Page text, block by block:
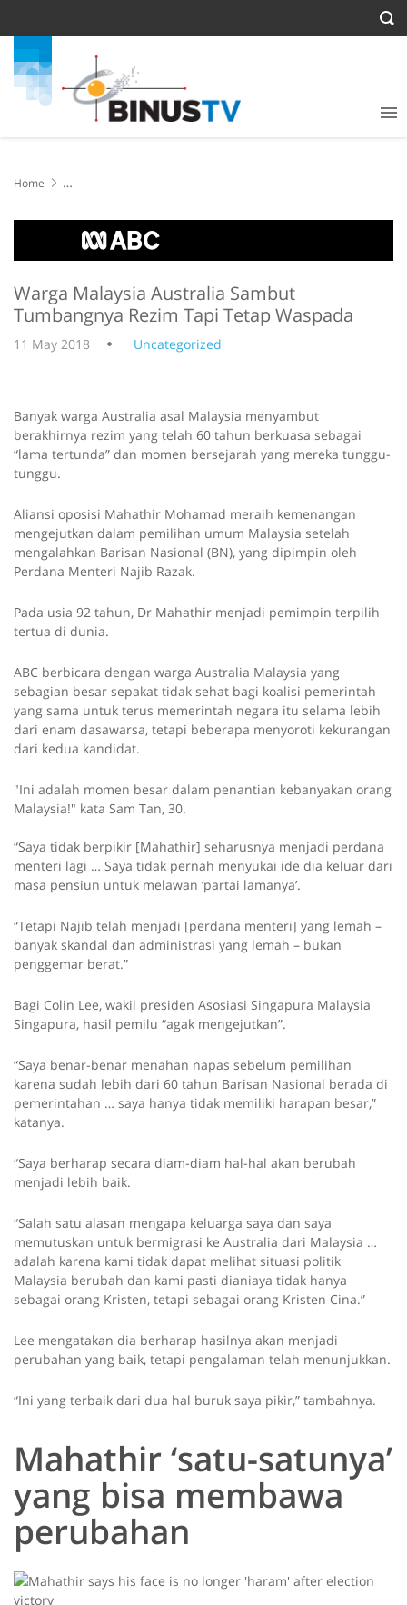
Home
Waspada
Warga Malaysia Australia Sambut
Tumbangnya Rezim Tapi Tetap Waspada
11 May 2018 Uncategorized
Banyak warga Australia asal Malaysia menyambut
berakhirnya rezim yang telah 60 tahun berkuasa sebagai
“lama tertunda” dan momen bersejarah yang mereka tunggu-
tunggu.
Aliansi oposisi Mahathir Mohamad meraih kemenangan
mengejutkan dalam pemilihan umum Malaysia setelah
mengalahkan Barisan Nasional (BN), yang dipimpin oleh
Perdana Menteri Najib Razak.
Pada usia 92 tahun, Dr Mahathir menjadi pemimpin terpilih
tertua di dunia.
ABC berbicara dengan warga Australia Malaysia yang
sebagian besar sepakat tidak sehat bagi koalisi pemerintah
yang sama untuk terus memerintah negara itu selama lebih
dari enam dasawarsa, tetapi beberapa menyoroti kekurangan
dari kedua kandidat.
"Ini adalah momen besar dalam penantian kebanyakan orang
Malaysia!" kata Sam Tan, 30.
“Saya tidak berpikir [Mahathir] seharusnya menjadi perdana
menteri lagi … Saya tidak pernah menyukai ide dia keluar dari
masa pensiun untuk melawan ‘partai lamanya’.
“Tetapi Najib telah menjadi [perdana menteri] yang lemah –
banyak skandal dan administrasi yang lemah – bukan
penggemar berat.”
Bagi Colin Lee, wakil presiden Asosiasi Singapura Malaysia
Singapura, hasil pemilu “agak mengejutkan”.
“Saya benar-benar menahan napas sebelum pemilihan
karena sudah lebih dari 60 tahun Barisan Nasional berada di
pemerintahan … saya hanya tidak memiliki harapan besar,”
katanya.
“Saya berharap secara diam-diam hal-hal akan berubah
menjadi lebih baik.
“Salah satu alasan mengapa keluarga saya dan saya
memutuskan untuk bermigrasi ke Australia dari Malaysia …
adalah karena kami tidak dapat melihat situasi politik
Malaysia berubah dan kami pasti dianiaya tidak hanya
sebagai orang Kristen, tetapi sebagai orang Kristen Cina.”
Lee mengatakan dia berharap hasilnya akan menjadi
perubahan yang baik, tetapi pengalaman telah menunjukkan.
“Ini yang terbaik dari dua hal buruk saya pikir,” tambahnya.
Mahathir ‘satu-satunya’
yang bisa membawa
perubahan